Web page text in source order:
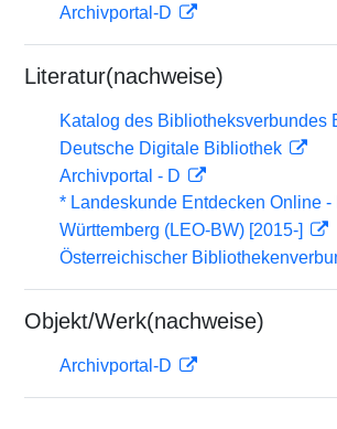
Archivportal-D
Literatur(nachweise)
Katalog des Bibliotheksverbundes
Deutsche Digitale Bibliothek
Archivportal - D
* Landeskunde Entdecken Online -
Württemberg (LEO-BW) [2015-]
Österreichischer
Objekt/Werk(nachweise)
Archivportal-D